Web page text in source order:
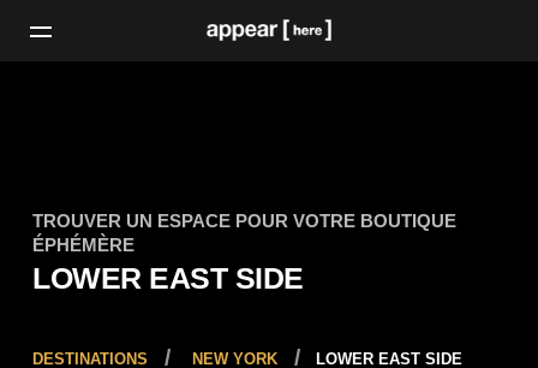
TROUVER UN ESPACE POUR VOTRE BOUTIQUE
ÉPHÉMÈRE
LOWER EAST SIDE
DESTINATIONS NEW YORK LOWER EAST SIDE